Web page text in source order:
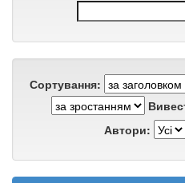
Сортування:
Автори: